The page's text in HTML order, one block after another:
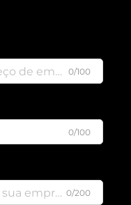
0/100
0/100
0/200